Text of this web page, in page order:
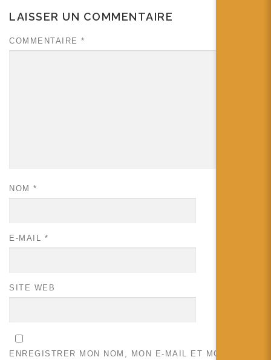
LAISSER UN COMMENTAIRE
COMMENTAIRE *
NOM *
E-MAIL *
SITE WEB
ENREGISTRER MON NOM, MON E-MAIL ET MON SITE